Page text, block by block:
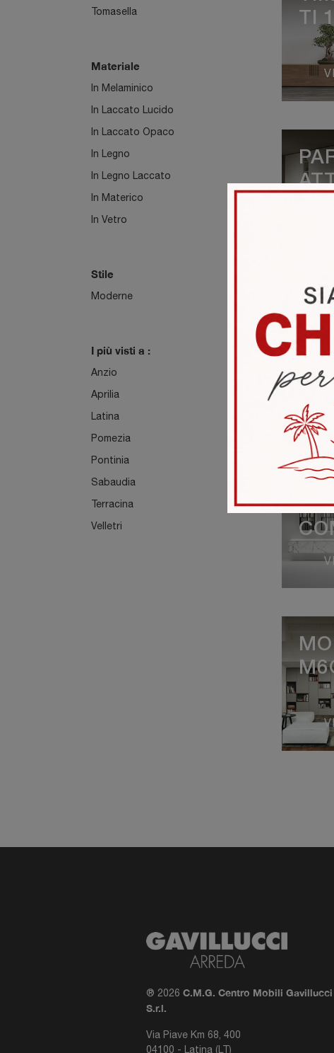
Tomasella
Materiale
In Melaminico
In Laccato Lucido
In Laccato Opaco
In Legno
In Legno Laccato
In Materico
In Vetro
Stile
Moderne
I più visti a :
Anzio
Aprilia
Latina
Pomezia
Pontinia
Sabaudia
Terracina
Velletri
TI
05A
® 2026 C.M.G. Centro Mobili Gavillucci
S.r.l.
Via Piave Km 68, 400
04100 - Latina (LT)